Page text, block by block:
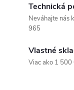
Technická
Neváhajte nás
965
Vlastné
Viac ako 1